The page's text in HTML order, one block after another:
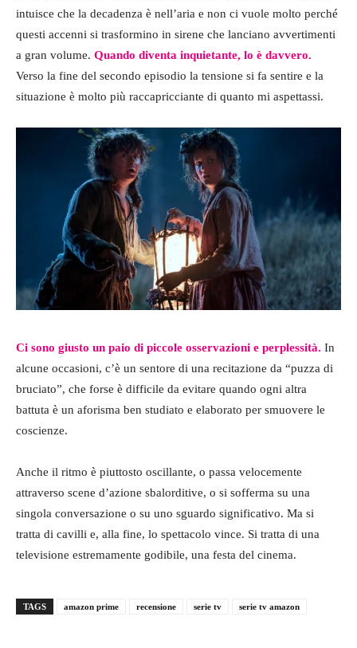
intuisce che la decadenza è nell’aria e non ci vuole molto perché
questi accenni si trasformino in sirene che lanciano avvertimenti
a gran volume. Quando diventa inquietante, lo è davvero.
Verso la fine del secondo episodio la tensione si fa sentire e la
situazione è molto più raccapricciante di quanto mi aspettassi.
Ci sono giusto un paio di piccole osservazioni e perplessità. In
alcune occasioni, c’è un sentore di una recitazione da “puzza di
bruciato”, che forse è difficile da evitare quando ogni altra
battuta è un aforisma ben studiato e elaborato per smuovere le
coscienze.
Anche il ritmo è piuttosto oscillante, o passa velocemente
attraverso scene d’azione sbalorditive, o si sofferma su una
singola conversazione o su uno sguardo significativo. Ma si
tratta di cavilli e, alla fine, lo spettacolo vince. Si tratta di una
televisione estremamente godibile, una festa del cinema.
TAGS amazon prime recensione serie tv serie tv amazon